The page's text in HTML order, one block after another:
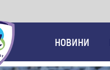
НОВИНИ